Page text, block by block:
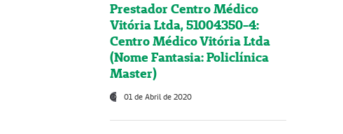
Prestador Centro Médico
Vitória Ltda, 51004350-4:
Centro Médico Vitória Ltda
(Nome Fantasia: Policlínica
Master)
01 de Abril de 2020